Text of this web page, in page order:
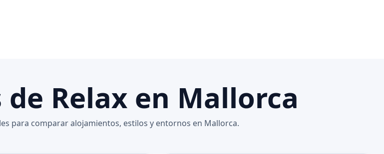
de Relax en Mallorca
para comparar alojamientos, estilos y entornos en Mallorca.